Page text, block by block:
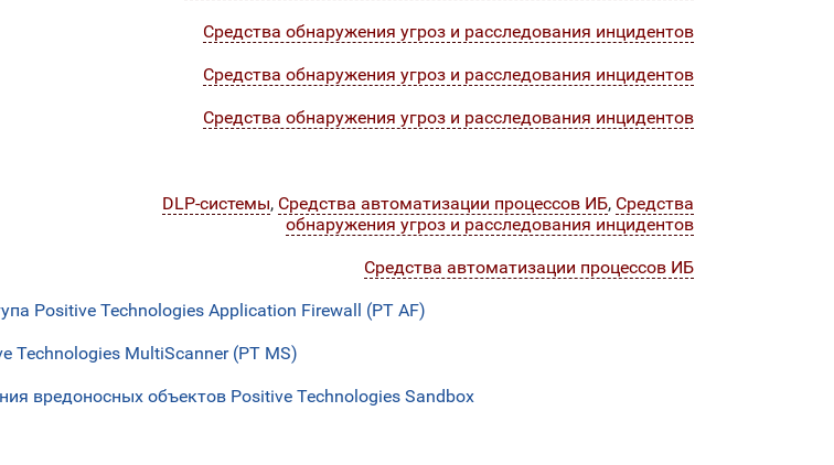
Средства обнаружения угроз и расследования инцидентов
Средства обнаружения угроз и расследования инцидентов
Средства обнаружения угроз и расследования инцидентов
DLP-системы, Средства автоматизации процессов ИБ, Средства
обнаружения угроз и расследования инцидентов
Средства автоматизации процессов ИБ
Positive Technologies Application Firewall (PT AF)
Technologies MultiScanner (PT MS)
вредоносных объектов Positive Technologies Sandbox